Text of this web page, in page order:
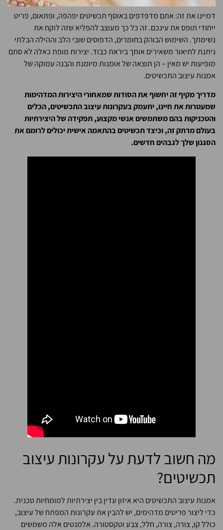
דמיינו את זה: אתם מדפדפים באוסף תכשיטים יפהפה, ופתאום, פריט
ייחודי תופס את עינכם. זה כל כך מעוצב להפליא שזה לוקח את
נשימתך. השימוש הבוהק בחומרים, הדפוסים שובי הלב וההילה הבלתי
ניתנת לתיאור משאירים אותך ביראת כבוד. יצירות מופת כאלה לא סתם
מופיעות יש מאין – הן תוצאה של אומנות מיומנת והבנה עמוקה של
אמנות עיצוב התכשיטים.
מדריך מקיף זה יחשוף את הסודות שמאחורי היצירות המדהימות
שמעטרות את חיינו, יתעמק בעקרונות עיצוב התכשיטים, הכלים
והטכניקות בהם משתמשים אנשי מקצוע, תפקידה של היצירתיות
בעולם מרתק זה, וכיצד תכשיטים בהתאמה אישית יכולים לרומם את
הסגנון שלך לגבהים חדשים.
מה חשוב לדעת על עקרונות עיצוב
תכשיטים?
אמנות עיצוב התכשיטים היא איזון עדין בין יצירתיות למומחיות טכנית.
כדי ליצור פריטים מדהימים, יש להבין את עקרונות המפתח של עיצוב,
כולל קו, צורה, צורה, חלל, צבע וטקסטורה. אלמנטים אלה משמשים